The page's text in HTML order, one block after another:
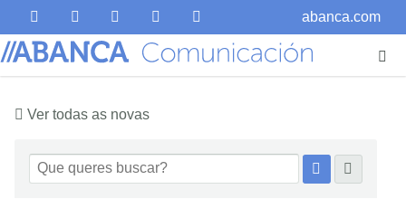
abanca.com
Ver todas as novas